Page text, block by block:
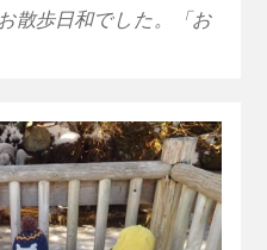
散歩日和でした。「お